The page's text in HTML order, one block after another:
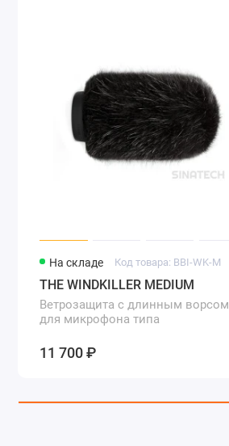
На складе Код товара: BBI-WK-M
THE WINDKILLER MEDIUM
Ветрозащита с длинным ворсом
для микрофона типа
11 700 ₽